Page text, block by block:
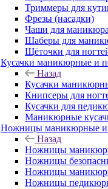
Триммеры для
Фрезы (насадки)
Чаши для маникюра
Шаберы для
Щёточки для
Кусачки маникюрные и
Назад
Кусачки
Книпсеры для
Кусачки для
Маникюрные
Ножницы маникюрные
Назад
Ножницы
Ножницы
Ножницы
Ножницы